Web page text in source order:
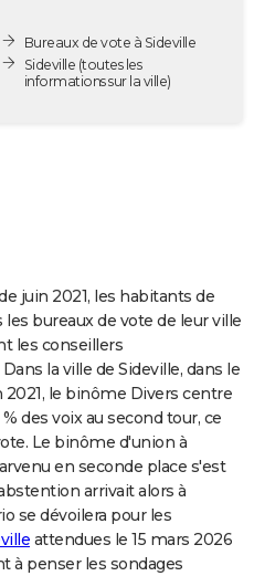
Bureaux de vote à Sideville
Sideville (toutes les
informations sur la ville)
juin 2021, les habitants de
bureaux de vote de leur ville
les conseillers
la ville de Sideville, dans le
le binôme Divers centre
des voix au second tour, ce
Le binôme d'union à
en seconde place s'est
arrivait alors à
se dévoilera pour les
attendues le 15 mars 2026
à penser les sondages